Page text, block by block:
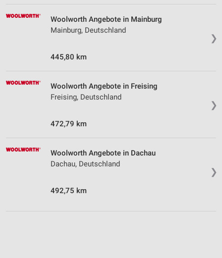
❯
Woolworth Angebote in Mainburg
Mainburg, Deutschland
445,80 km
❯
Woolworth Angebote in Freising
Freising, Deutschland
472,79 km
❯
Woolworth Angebote in Dachau
Dachau, Deutschland
492,75 km